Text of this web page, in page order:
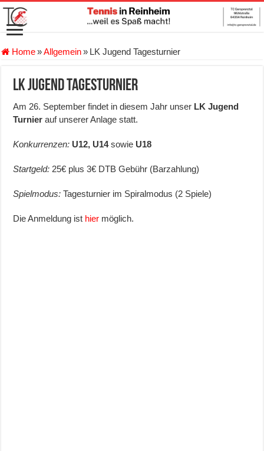
Home»Allgemein» LK Jugend Tagesturnier
LK Jugend Tagesturnier
Am 26. September findet in diesem Jahr unser LK Jugend
Turnier auf unserer Anlage statt.
Konkurrenzen: U12, U14sowie U18
Startgeld: 25€ plus 3€ DTB Gebühr (Barzahlung)
Spielmodus: Tagesturnier im Spiralmodus (2 Spiele)
Die Anmeldung ist hier möglich.